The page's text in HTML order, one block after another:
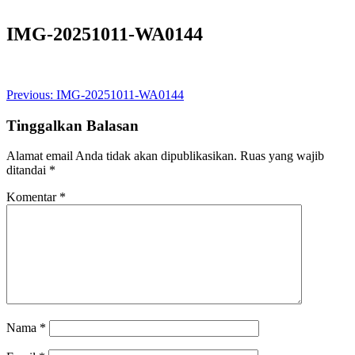
IMG-20251011-WA0144
Navigasi
pos
Previous: IMG-20251011-WA0144
Tinggalkan Balasan
Alamat email Anda tidak akan dipublikasikan. Ruas yang wajib
ditandai *
Komentar *
Nama *